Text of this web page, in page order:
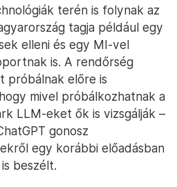
terén is folynak az
tagja például egy
elleni és egy MI-vel
is. A rendőrség
próbálnak előre is
mivel próbálkozhatnak a
LLM-eket ők is vizsgálják –
gonosz
egy korábbi előadásban
beszélt.